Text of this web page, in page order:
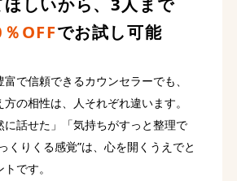
OFFでお試し可能
で信頼できるカウンセラーでも、
の相性は、人それぞれ違います。
に話せた」「気持ちがすっと整理で
くりくる感覚”は、心を開くうえでと
です。